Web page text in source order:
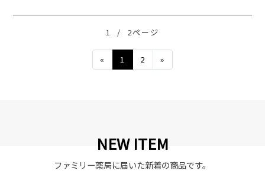
1 / 2ページ
« Previous
1 2 »
NEW ITEM
ファミリー薬局に届いた新着の商品です。